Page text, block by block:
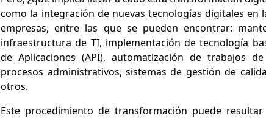
como la integración de nuevas tecnologías digitales en
empresas, entre las que se pueden encontrar:
infraestructura de TI, implementación de tecnología
de Aplicaciones (API), automatización de trabajos
procesos administrativos, sistemas de gestión de
otros.
Este procedimiento de transformación puede